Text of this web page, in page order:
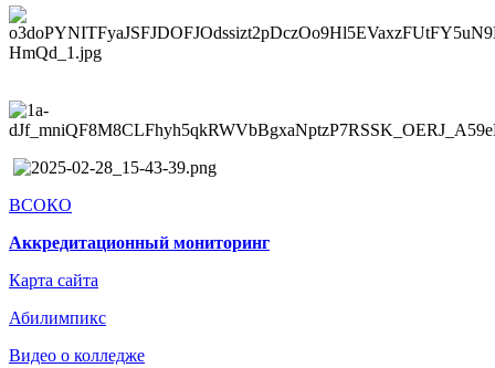
ВСОКО
Аккредитационный мониторинг
Карта сайта
Абилимпикс
Видео о колледже